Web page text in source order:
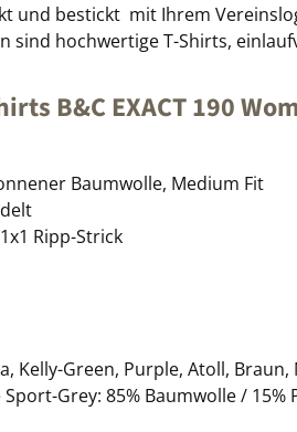
und bestickt mit Ihrem
sind hochwertige T-Shirts,
B&C EXACT 190
Baumwolle, Medium Fit
Ripp-Strick
Kelly-Green, Purple, Atoll,
Grey: 85% Baumwolle / 15%